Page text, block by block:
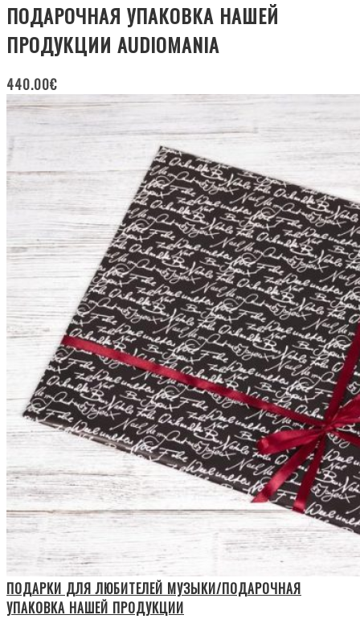
ПОДАРОЧНАЯ УПАКОВКА НАШЕЙ
ПРОДУКЦИИ AUDIOMANIA
440.00€
ПОДАРКИ ДЛЯ ЛЮБИТЕЛЕЙ МУЗЫКИ/ПОДАРОЧНАЯ
УПАКОВКА НАШЕЙ ПРОДУКЦИИ